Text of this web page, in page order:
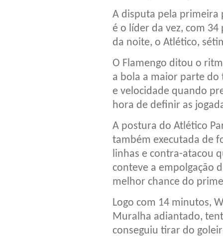
A disputa pela primeira
é o líder da vez, com
da noite, o Atlético,
O Flamengo ditou o
a bola a maior parte do
e velocidade quando
hora de definir as
A postura do Atlético
também executada de
linhas e contra-atacou
conteve a empolgação
melhor chance do
Logo com 14 minutos,
Muralha adiantado,
conseguiu tirar do